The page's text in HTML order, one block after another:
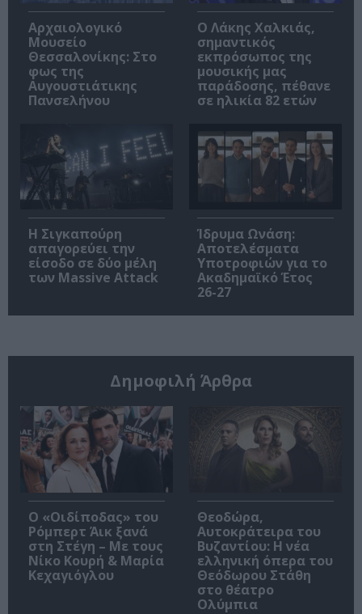
Αρχαιολογικό
Μουσείο
Θεσσαλονίκης: Στο
φως της
Αυγουστιάτικης
Πανσελήνου
Ο Λάκης Χαλκιάς,
σημαντικός
εκπρόσωπος της
μουσικής μας
παράδοσης, πέθανε
σε ηλικία 82 ετών
Η Σιγκαπούρη
απαγορεύει την
είσοδο σε δύο μέλη
των Massive Attack
Ίδρυμα Ωνάση:
Αποτελέσματα
Υποτροφιών για το
Ακαδημαϊκό Έτος
26-27
Δημοφιλή Άρθρα
O «Οιδίποδας» του
Ρόμπερτ Άικ ξανά
στη Στέγη – Με τους
Νίκο Κουρή & Μαρία
Κεχαγιόγλου
Θεοδώρα,
Αυτοκράτειρα του
Βυζαντίου: Η νέα
ελληνική όπερα του
Θεόδωρου Στάθη
στο θέατρο
Ολύμπια